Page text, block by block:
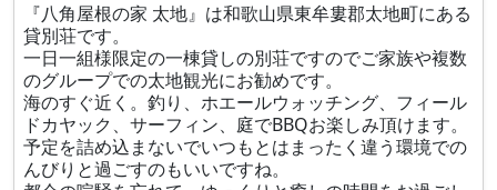
『八角屋根の家 太地』は和歌山県東牟婁郡太地町にある
貸別荘です。
一日一組様限定の一棟貸しの別荘ですのでご家族や複数
のグループでの太地観光にお勧めです。
海のすぐ近く。釣り、ホエールウォッチング、フィール
ドカヤック、サーフィン、庭でBBQお楽しみ頂けます。
予定を詰め込まないでいつもとはまったく違う環境での
んびりと過ごすのもいいですね。